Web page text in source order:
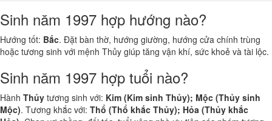
Sinh năm 1997 hợp hướng nào?
Hướng tốt: Bắc. Đặt bàn thờ, hướng giường, hướng cửa chính trùng
hoặc tương sinh với mệnh Thủy giúp tăng vận khí, sức khoẻ và tài lộc.
Sinh năm 1997 hợp tuổi nào?
Hành Thủy tương sinh với: Kim (Kim sinh Thủy); Mộc (Thủy sinh
Mộc). Tương khắc với: Thổ (Thổ khắc Thủy); Hỏa (Thủy khắc